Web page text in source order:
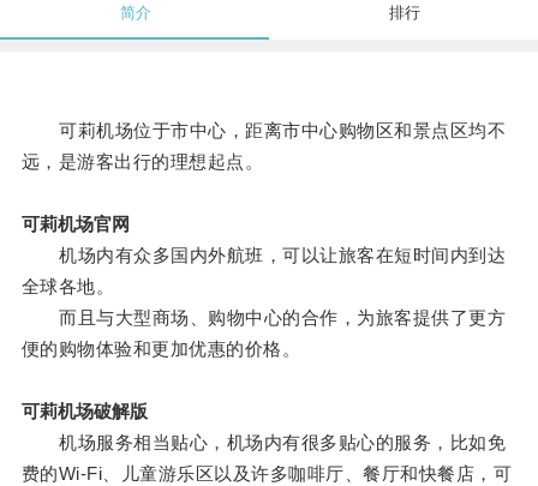
简介 排行
可莉机场位于市中心，距离市中心购物区和景点区均不
远，是游客出行的理想起点。
可莉机场官网
机场内有众多国内外航班，可以让旅客在短时间内到达
全球各地。
而且与大型商场、购物中心的合作，为旅客提供了更方
便的购物体验和更加优惠的价格。
可莉机场破解版
机场服务相当贴心，机场内有很多贴心的服务，比如免
费的Wi-Fi、儿童游乐区以及许多咖啡厅、餐厅和快餐店，可